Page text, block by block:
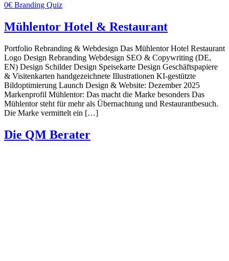
0€ Branding Quiz
Mühlentor Hotel & Restaurant
Portfolio Rebranding & Webdesign Das Mühlentor Hotel Restaurant
Logo Design Rebranding Webdesign SEO & Copywriting (DE,
EN) Design Schilder Design Speisekarte Design Geschäftspapiere
& Visitenkarten handgezeichnete Illustrationen KI-gestützte
Bildoptimierung Launch Design & Website: Dezember 2025
Markenprofil Mühlentor: Das macht die Marke besonders Das
Mühlentor steht für mehr als Übernachtung und Restaurantbesuch.
Die Marke vermittelt ein […]
Die QM Berater